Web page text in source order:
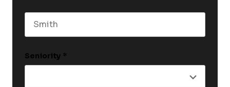
Seniority *